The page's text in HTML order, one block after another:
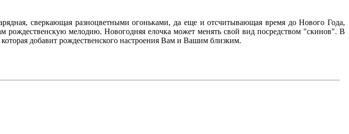
сверкающая разноцветными огоньками, да еще и отсчитывающая время до Нового Года,
рождественскую мелодию. Новогодняя елочка может менять свой вид посредством "скинов". B
добавит рождественского настроения Вам и Вашим близким.